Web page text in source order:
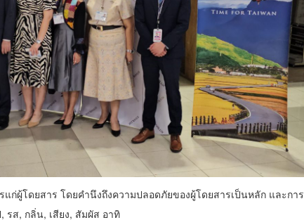
ก่ผู้โดยสาร โดยคำนึงถึงความปลอดภัยของผู้โดยสารเป็นหลัก และการ
รส, กลิ่น, เสียง, สัมผัส อาทิ